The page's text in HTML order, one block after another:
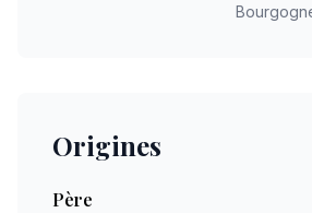
Origines
Père